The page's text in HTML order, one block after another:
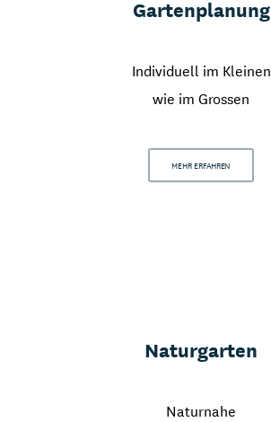
Gartenplanung
Individuell im Kleinen
wie im Grossen
MEHR ERFAHREN
Naturgarten
Naturnahe